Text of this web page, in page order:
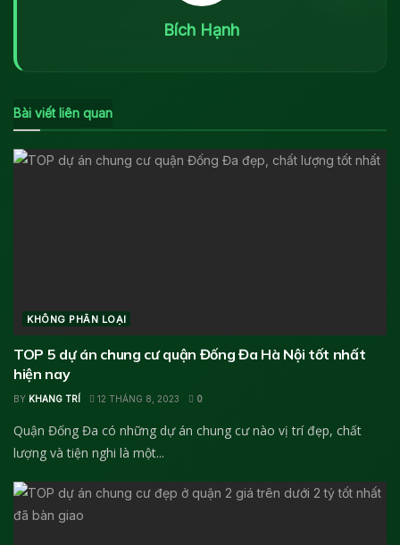
Bích Hạnh
Bài viết liên quan
KHÔNG PHÂN LOẠI
TOP 5 dự án chung cư quận Đống Đa Hà Nội tốt nhất
hiện nay
BY KHANG TRÍ 12 THÁNG 8, 2023 0
Quận Đống Đa có những dự án chung cư nào vị trí đẹp, chất
lượng và tiện nghi là một...